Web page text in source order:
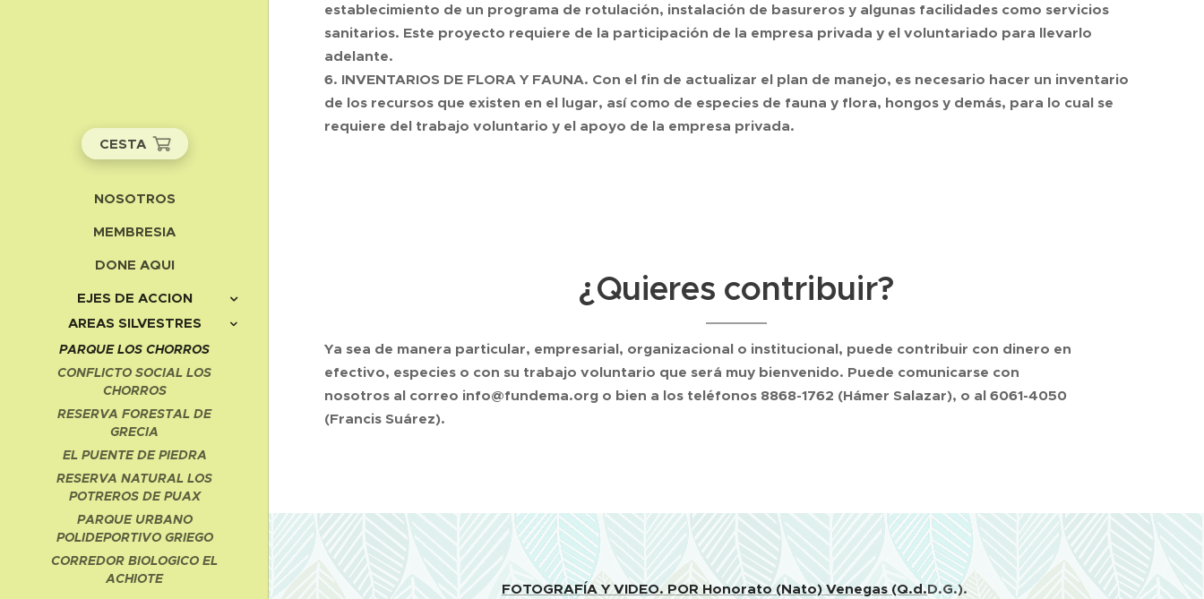
CESTA
NOSOTROS
MEMBRESIA
DONE AQUI
EJES DE ACCION
AREAS SILVESTRES
PARQUE LOS CHORROS
CONFLICTO SOCIAL LOS
CHORROS
RESERVA FORESTAL DE
GRECIA
EL PUENTE DE PIEDRA
RESERVA NATURAL LOS
POTREROS DE PUAX
PARQUE URBANO
POLIDEPORTIVO GRIEGO
CORREDOR BIOLOGICO EL
ACHIOTE
establecimiento de un programa de rotulación, instalación de basureros y algunas facilidades como servicios
sanitarios. Este proyecto requiere de la participación de la empresa privada y el voluntariado para llevarlo
adelante.
6. INVENTARIOS DE FLORA Y FAUNA. Con el fin de actualizar el plan de manejo, es necesario hacer un inventario
de los recursos que existen en el lugar, así como de especies de fauna y flora, hongos y demás, para lo cual se
requiere del trabajo voluntario y el apoyo de la empresa privada.
¿Quieres contribuir?
Ya sea de manera particular, empresarial, organizacional o institucional, puede contribuir con dinero en
efectivo, especies o con su trabajo voluntario que será muy bienvenido. Puede comunicarse con
nosotros al correo info@fundema.org o bien a los teléfonos 8868-1762 (Hámer Salazar), o al 6061-4050
(Francis Suárez).
FOTOGRAFÍA Y VIDEO. POR Honorato (Nato) Venegas (Q.d.D.G.).